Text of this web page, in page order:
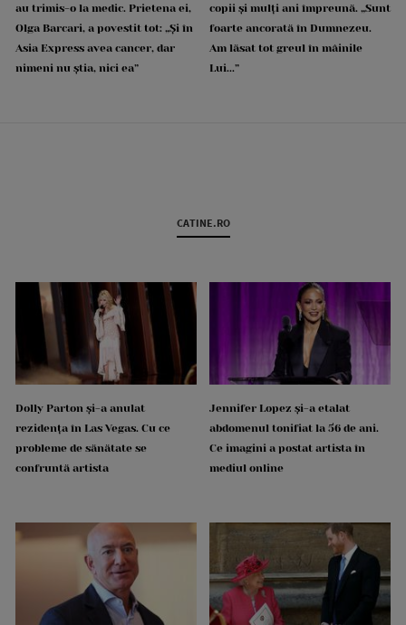
au trimis-o la medic. Prietena ei,
Olga Barcari, a povestit tot: „Și în
Asia Express avea cancer, dar
nimeni nu știa, nici ea”
copii și mulți ani împreună. „Sunt
foarte ancorată în Dumnezeu.
Am lăsat tot greul în mâinile
Lui...”
CATINE.RO
Dolly Parton și-a anulat
rezidența în Las Vegas. Cu ce
probleme de sănătate se
confruntă artista
Jennifer Lopez și-a etalat
abdomenul tonifiat la 56 de ani.
Ce imagini a postat artista în
mediul online